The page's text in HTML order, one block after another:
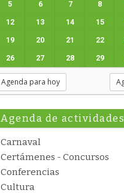
5 6 7 8
12 13 14 15
19 20 21 22
26 27 28 29
Agenda para hoy
Agenda de actividades
Carnaval
Certámenes - Concursos
Conferencias
Cultura